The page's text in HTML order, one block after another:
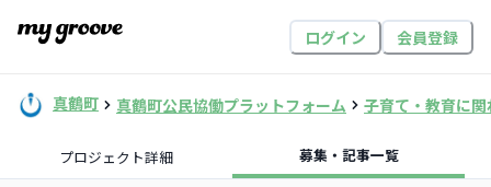
ログイン 会員登録
真鶴町 真鶴町公民協働プラットフォーム 子育て・教育に
プロジェクト詳細 募集・記事一覧